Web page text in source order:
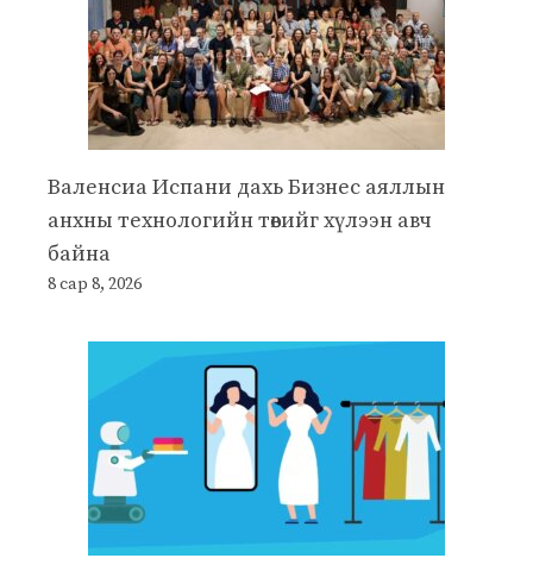
Валенсиа Испани дахь Бизнес аяллын
анхны технологийн төвийг хүлээн авч
байна
8 сар 8, 2026